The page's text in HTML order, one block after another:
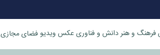
فرهنگ و هنردانش و فناوری عکس ویدیوفضای مجازی